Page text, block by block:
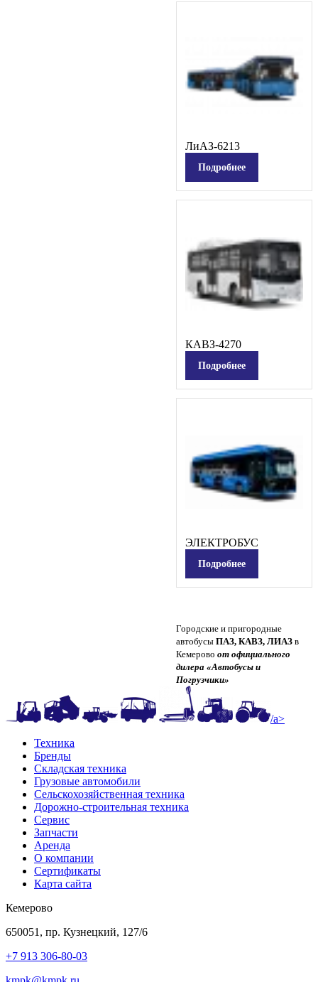
ЛиАЗ-6213
Подробнее
КАВЗ-4270
Подробнее
ЭЛЕКТРОБУС
Подробнее
Городские и пригородные
автобусы ПАЗ, КАВЗ, ЛИАЗ в
Кемерово от официального
дилера «Автобусы и
Погрузчики»
/a>
Техника
Бренды
Складская техника
Грузовые автомобили
Сельскохозяйственная техника
Дорожно-строительная техника
Сервис
Запчасти
Аренда
О компании
Сертификаты
Карта сайта
Кемерово
650051, пр. Кузнецкий, 127/6
+7 913 306-80-03